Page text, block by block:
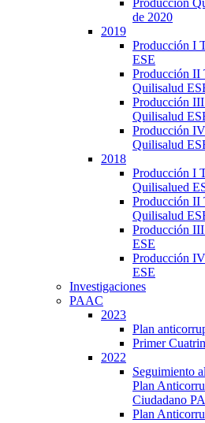
Producción
de 2020
2019
Producción I
ESE
Producción II
Quilisalud
Producción
Quilisalud
Producción
Quilisalud
2018
Producción I
Quilisalued
Producción II
Quilisalud
Producción
ESE
Producción
ESE
Investigaciones
PAAC
2023
Plan
Primer
2022
Seguimiento
Plan
Ciudadano
Plan